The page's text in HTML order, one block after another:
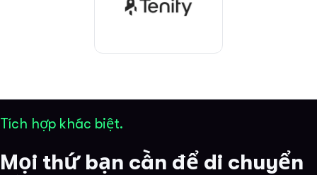
Tích hợp khác biệt.
Mọi thứ bạn cần để di chuyển